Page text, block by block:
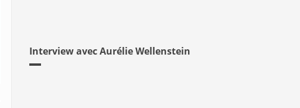
Interview avec Aurélie Wellenstein